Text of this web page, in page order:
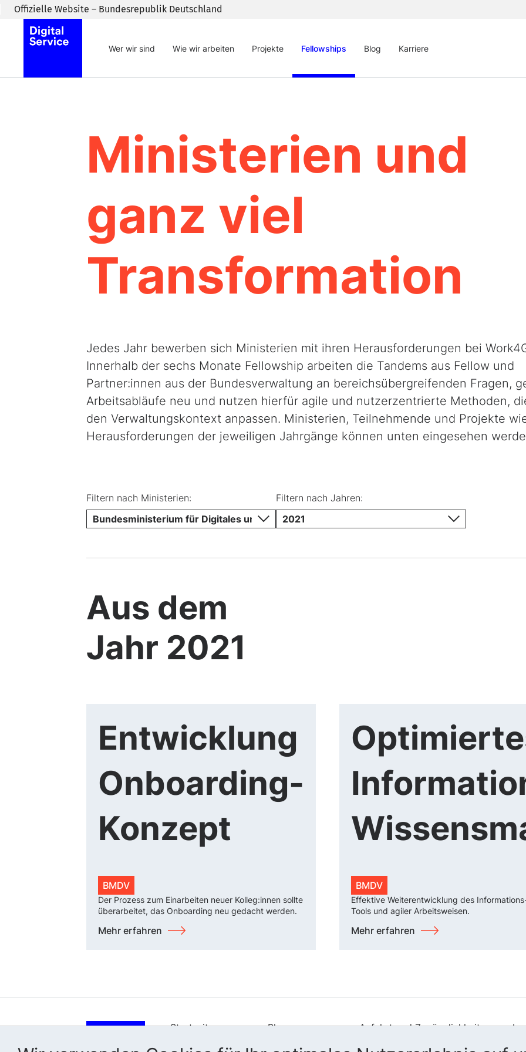
Zum Inhaltsbereich wechseln
Offizielle Website – Bundesrepublik Deutschland
Wer wir sind Wie wir arbeiten Projekte Fellowships Blog Karriere
Ministerien und
ganz viel
Transformation
Jedes Jahr bewerben sich Ministerien mit ihren Herausforderungen bei
Innerhalb der sechs Monate Fellowship arbeiten die Tandems aus Fellow und
Partner:innen aus der Bundesverwaltung an bereichsübergreifenden Fragen,
Arbeitsabläufe neu und nutzen hierfür agile und nutzerzentrierte Methoden,
den Verwaltungskontext anpassen. Ministerien, Teilnehmende und Projekte
Herausforderungen der jeweiligen Jahrgänge können unten eingesehen
Filtern nach Ministerien:
Bundesministerium für Digitales und Verkehr
Filtern nach Jahren:
2021
Aus dem
Jahr 2021
Entwicklung
Onboarding-
Konzept
BMDV
Der Prozess zum Einarbeiten neuer Kolleg:innen sollte
überarbeitet, das Onboarding neu gedacht werden.
Mehr erfahren
BMDV
Effektive Weiterentwicklung des
Tools und agiler Arbeitsweisen.
Mehr erfahren
Startseite
Wer wir sind
Blog
Anfahrt und Zugänglichkeit
Leichte Sprache